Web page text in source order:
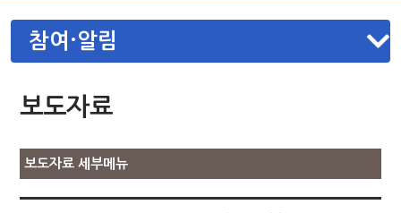
참여·알림
보도자료
보도자료 세부메뉴